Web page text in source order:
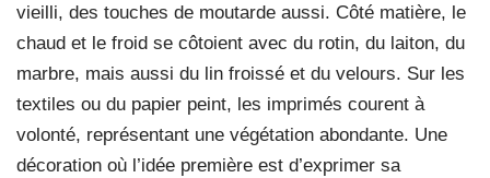
vieilli, des touches de moutarde aussi. Côté matière, le
chaud et le froid se côtoient avec du rotin, du laiton, du
marbre, mais aussi du lin froissé et du velours. Sur les
textiles ou du papier peint, les imprimés courent à
volonté, représentant une végétation abondante. Une
décoration où l’idée première est d’exprimer sa